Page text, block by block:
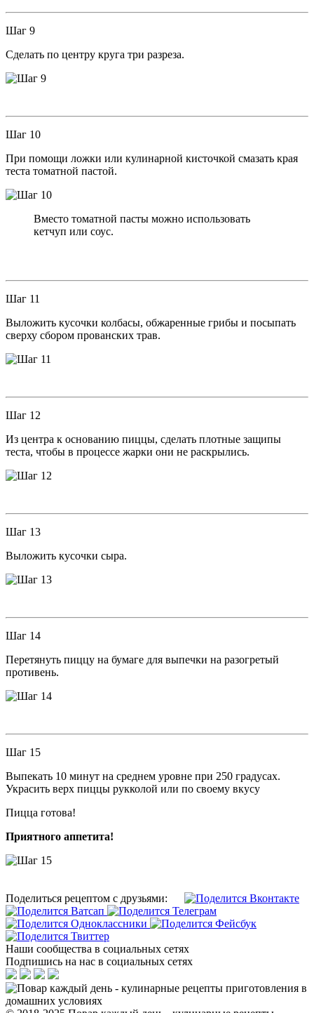
Шаг 9
Сделать по центру круга три разреза.
Шаг 10
При помощи ложки или кулинарной кисточкой смазать края
теста томатной пастой.
Вместо томатной пасты можно использовать
кетчуп или соус.
Шаг 11
Выложить кусочки колбасы, обжаренные грибы и посыпать
сверху сбором прованских трав.
Шаг 12
Из центра к основанию пиццы, сделать плотные защипы
теста, чтобы в процессе жарки они не раскрылись.
Шаг 13
Выложить кусочки сыра.
Шаг 14
Перетянуть пиццу на бумаге для выпечки на разогретый
противень.
Шаг 15
Выпекать 10 минут на среднем уровне при 250 градусах.
Украсить верх пиццы рукколой или по своему вкусу
Пицца готова!
Приятного аппетита!
Поделиться рецептом с друзьями:
Наши сообщества в социальных сетях
Подпишись на нас в социальных сетях